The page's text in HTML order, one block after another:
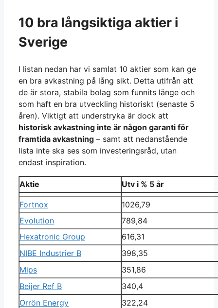
10 bra långsiktiga aktier i
Sverige
I listan nedan har vi samlat 10 aktier som kan ge
en bra avkastning på lång sikt. Detta utifrån att
de är stora, stabila bolag som funnits länge och
som haft en bra utveckling historiskt (senaste 5
åren). Viktigt att understryka är dock att
historisk avkastning inte är någon garanti för
framtida avkastning – samt att nedanstående
lista inte ska ses som investeringsråd, utan
endast inspiration.
Aktie Utv i % 5 år
Fortnox
1026,79
Evolution
789,84
Hexatronic Group
616,31
NIBE Industrier B
398,35
Mips
351,86
Beijer Ref B
340,4
Orrön Energy
322,24